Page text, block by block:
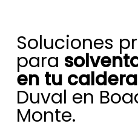
Soluciones
para
en tu caldera
Duval en
Monte.